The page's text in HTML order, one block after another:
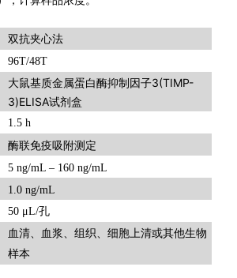
双抗夹心法
96T/48T
大鼠基质金属蛋白酶抑制因子3(TIMP-
3)ELISA试剂盒
1.5 h
酶联免疫吸附测定
5 ng/mL – 160 ng/mL
1.0 ng/mL
50 μL/孔
血清、血浆、组织、细胞上清或其他生物
样本